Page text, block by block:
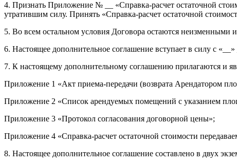
4. Признать Приложение № __ «Справка-расчет остаточной
утратившим силу. Принять «Справка-расчет остаточной
5. Во всем остальном условия Договора остаются неизменными
6. Настоящее дополнительное соглашение вступает в силу с
7. К настоящему дополнительному соглашению прилагаются и
Приложение 1 «Акт приема-передачи (возврата Арендатором
Приложение 2 «Список арендуемых помещений с указанием
Приложение 3 «Протокол согласования договорной цены»;
Приложение 4 «Справка-расчет остаточной стоимости
8. Настоящее дополнительное соглашение составлено в двух